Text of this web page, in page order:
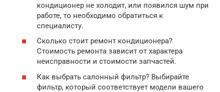
кондиционер не холодит, или появился шум при
работе, то необходимо обратиться к
специалисту.
Сколько стоит ремонт кондиционера?
Стоимость ремонта зависит от характера
неисправности и стоимости запчастей.
Как выбрать салонный фильтр? Выбирайте
фильтр, который соответствует модели вашего